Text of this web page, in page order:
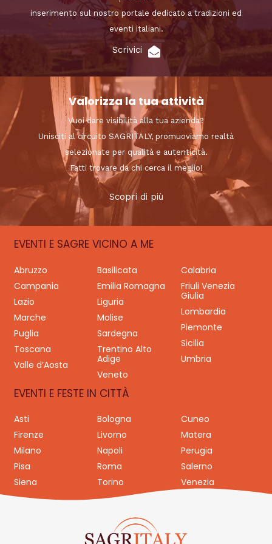
inserimento sul nostro portale dedicato a tradizioni ed
eventi italiani.
Scrivici
Valorizza la tua attività
Vuoi dare visibilità alla tua azienda?
Unisciti al circuito SAGRITALY, promuoviamo realtà
selezionate per qualità e autenticità.
Fatti trovare da chi cerca il meglio!
Scopri di più
EVENTI E SAGRE VICINO A ME
Abruzzo Basilicata
Calabria
Campania
Emilia Romagna
Friuli Venezia
Giulia
Lazio
Liguria
Lombardia
Marche
Molise
Piemonte
Puglia
Sardegna
Sicilia
Toscana
Trentino Alto
Adige
Umbria
Valle d’Aosta
Veneto
EVENTI E FESTE IN CITTÀ
Asti Bologna
Cuneo
Firenze
Livorno
Matera
Milano
Napoli
Perugia
Pisa
Roma
Salerno
Siena
Torino Venezia